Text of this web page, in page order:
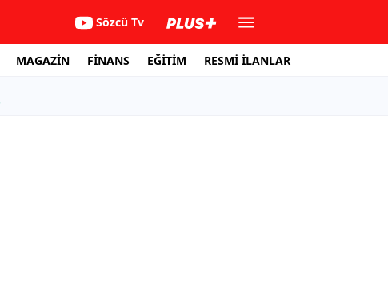
Sözcü Tv
MAGAZİN FİNANS EĞİTİM RESMİ İLANLAR